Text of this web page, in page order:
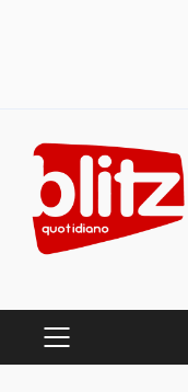
content
PRIMARY